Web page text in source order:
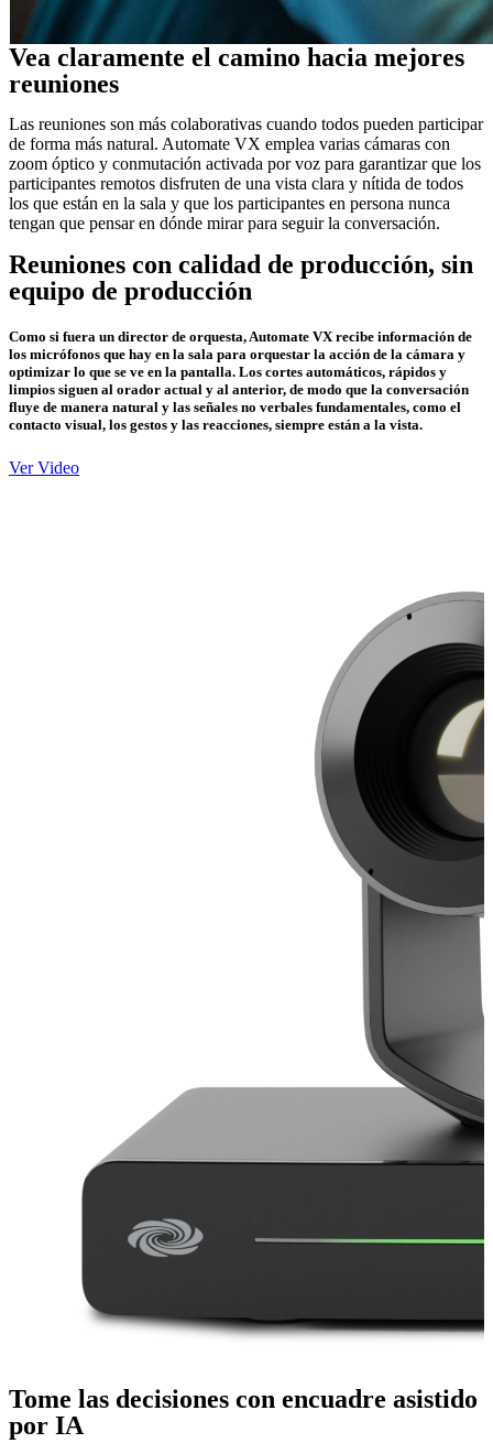
Vea claramente el camino hacia mejores
reuniones
Las reuniones son más colaborativas cuando todos pueden participar
de forma más natural. Automate VX emplea varias cámaras con
zoom óptico y conmutación activada por voz para garantizar que los
participantes remotos disfruten de una vista clara y nítida de todos
los que están en la sala y que los participantes en persona nunca
tengan que pensar en dónde mirar para seguir la conversación.
Reuniones con calidad de producción, sin
equipo de producción
Como si fuera un director de orquesta, Automate VX recibe información de
los micrófonos que hay en la sala para orquestar la acción de la cámara y
optimizar lo que se ve en la pantalla. Los cortes automáticos, rápidos y
limpios siguen al orador actual y al anterior, de modo que la conversación
fluye de manera natural y las señales no verbales fundamentales, como el
contacto visual, los gestos y las reacciones, siempre están a la vista.
Ver Video
Tome las decisiones con encuadre asistido
por IA